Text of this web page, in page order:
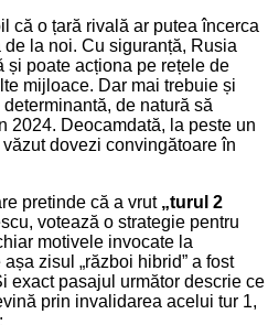
că o țară rivală ar putea încerca
la noi. Cu siguranță, Rusia
și poate acționa pe rețele de
mijloace. Dar mai trebuie și
de natură să
2024. Deocamdată, la peste un
dovezi convingătoare în
pretinde că a vrut „turul 2
votează o strategie pentru
motivele invocate la
zisul „război hibrid” a fost
exact pasajul următor descrie ce
prin invalidarea acelui tur 1,